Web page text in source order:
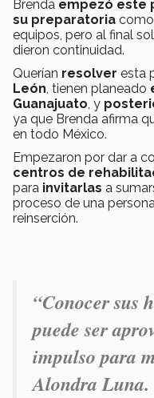
Brenda empezó este
su preparatoria como
equipos, pero al final
dieron continuidad.
Querían resolver esta
León , tienen planeado
Guanajuato , y
ya que Brenda afirma
en todo México.
Empezaron por dar a
centros de
para invitarlas a
proceso de una
reinserción.
“Conocer sus
puede ser
impulso para
Alondra Luna.